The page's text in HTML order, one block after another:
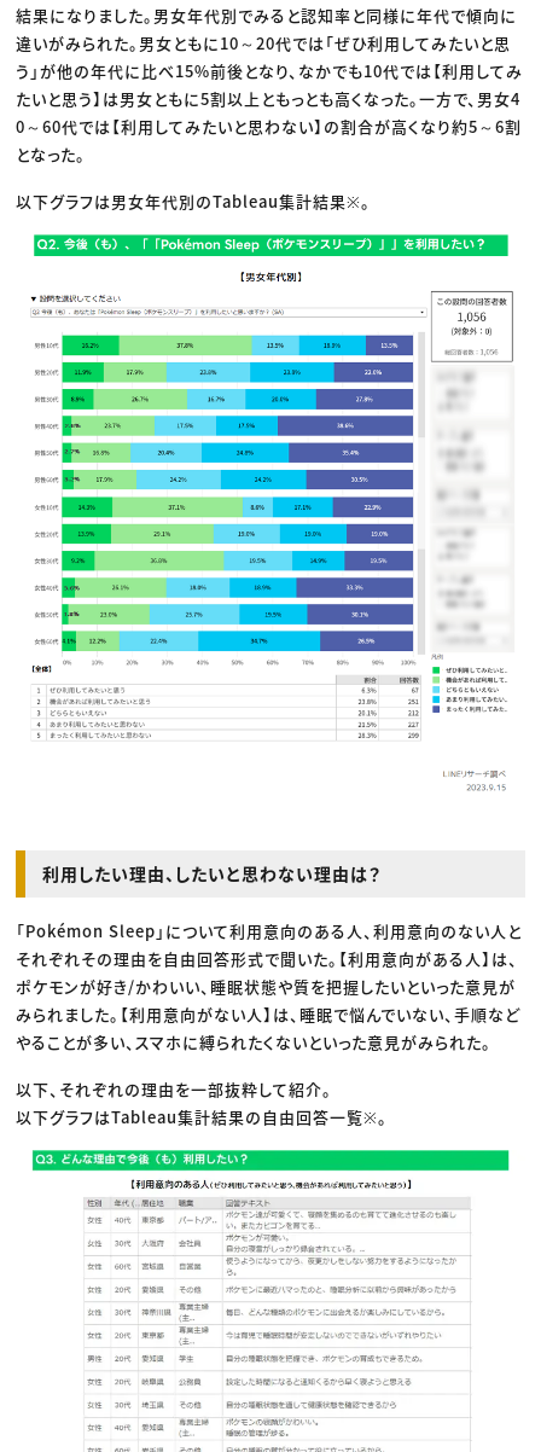
結果になりました。男女年代別でみると認知率と同様に年代で傾向に
違いがみられた。男女ともに10～20代では「ぜひ利用してみたいと思
う」が他の年代に比べ15%前後となり、なかでも10代では【利用してみ
たいと思う】は男女ともに5割以上ともっとも高くなった。一方で、男女4
0～60代では【利用してみたいと思わない】の割合が高くなり約5～6割
となった。
以下グラフは男女年代別のTableau集計結果※。
利用したい理由、したいと思わない理由は？
「Pokémon Sleep」について利用意向のある人、利用意向のない人と
それぞれその理由を自由回答形式で聞いた。【利用意向がある人】は、
ポケモンが好き/かわいい、睡眠状態や質を把握したいといった意見が
みられました。【利用意向がない人】は、睡眠で悩んでいない、手順など
やることが多い、スマホに縛られたくないといった意見がみられた。
以下、それぞれの理由を一部抜粋して紹介。
以下グラフはTableau集計結果の自由回答一覧※。